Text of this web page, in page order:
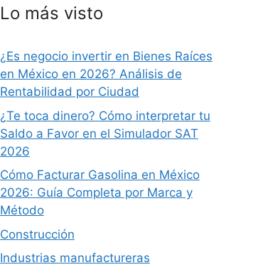
Lo más visto
¿Es negocio invertir en Bienes Raíces
en México en 2026? Análisis de
Rentabilidad por Ciudad
¿Te toca dinero? Cómo interpretar tu
Saldo a Favor en el Simulador SAT
2026
Cómo Facturar Gasolina en México
2026: Guía Completa por Marca y
Método
Construcción
Industrias manufactureras